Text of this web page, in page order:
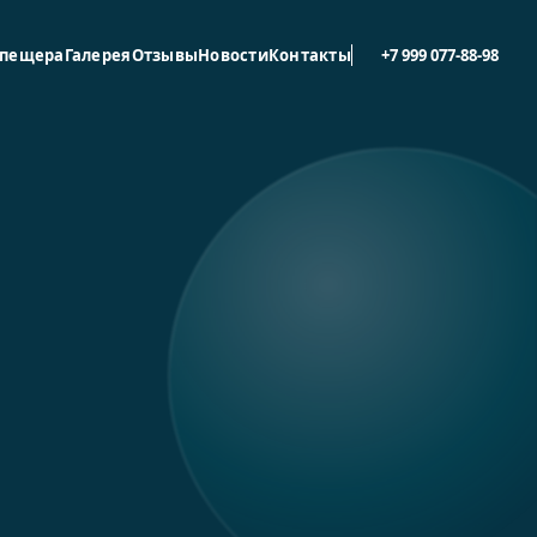
ГалереяОтзывыНовостиКонтакты +7 999 077-88-98